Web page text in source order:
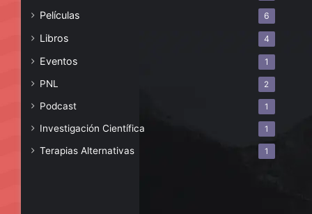
Películas 6
Libros 4
Eventos 1
PNL 2
Podcast 1
Investigación Científica 1
Terapias Alternativas 1